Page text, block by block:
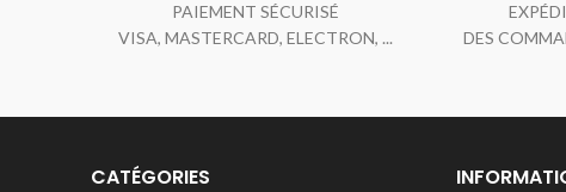
PAIEMENT SÉCURISÉ
VISA, MASTERCARD, ELECTRON, ...
DES
CATÉGORIES